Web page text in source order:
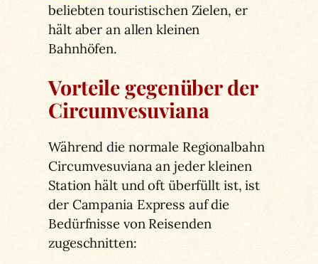
beliebten touristischen Zielen, er
hält aber an allen kleinen
Bahnhöfen.
Vorteile gegenüber der
Circumvesuviana
Während die normale Regionalbahn
Circumvesuviana an jeder kleinen
Station hält und oft überfüllt ist, ist
der Campania Express auf die
Bedürfnisse von Reisenden
zugeschnitten: